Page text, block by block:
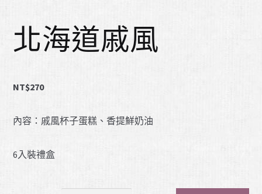
北海道戚風
NT$270
內容：戚風杯子蛋糕、香提鮮奶油
6入裝禮盒